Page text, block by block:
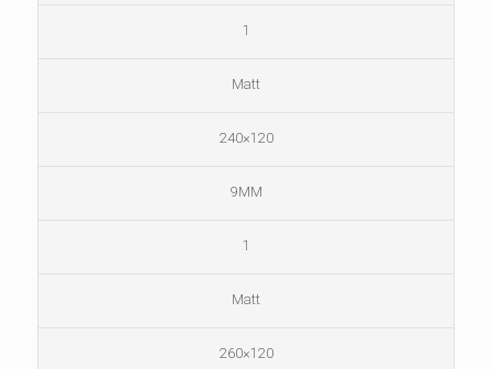
1
Matt
120×240
9MM
1
Matt
120×260